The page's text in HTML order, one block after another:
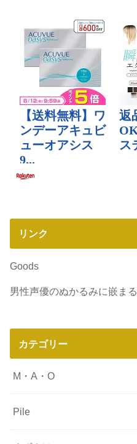
リンク
Goods
男性声優のぬかるみに嵌まる
カテゴリー
M・A・O
Pile